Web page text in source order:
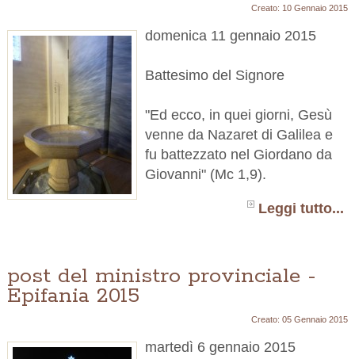
Creato: 10 Gennaio 2015
domenica 11 gennaio 2015
Battesimo del Signore
"Ed ecco, in quei giorni, Gesù
venne da Nazaret di Galilea e
fu battezzato nel Giordano da
Giovanni" (Mc 1,9).
Leggi tutto...
post del ministro provinciale -
Epifania 2015
Creato: 05 Gennaio 2015
martedì 6 gennaio 2015